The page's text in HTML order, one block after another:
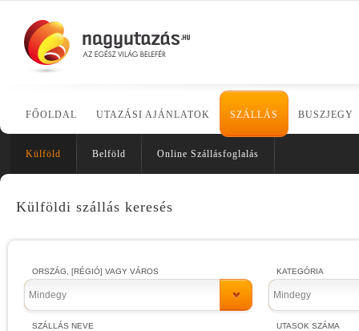
FŐOLDAL UTAZÁSI AJÁNLATOK SZÁLLÁS BUSZJEGY
Külföld Belföld Online Szállásfoglalás
Külföldi szállás keresés
ORSZÁG, [RÉGIÓ] VAGY VÁROS
Mindegy
SZÁLLÁS NEVE
KATEGÓRIA
Mindegy
UTASOK SZÁMA